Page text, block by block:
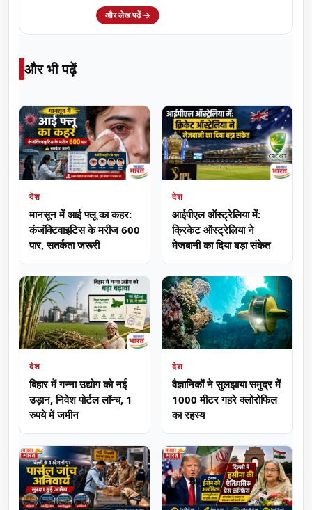
और लेख पढ़ें →
और भी पढ़ें
देश
मानसून में आई फ्लू का कहर:
कंजंक्टिवाइटिस के मरीज 600
पार, सतर्कता जरूरी
देश
आईपीएल ऑस्ट्रेलिया में:
क्रिकेट ऑस्ट्रेलिया ने
मेजबानी का दिया बड़ा संकेत
देश
बिहार में गन्ना उद्योग को नई
उड़ान, निवेश पोर्टल लॉन्च, 1
रुपये में जमीन
देश
वैज्ञानिकों ने सुलझाया समुद्र में
1000 मीटर गहरे क्लोरोफिल
का रहस्य